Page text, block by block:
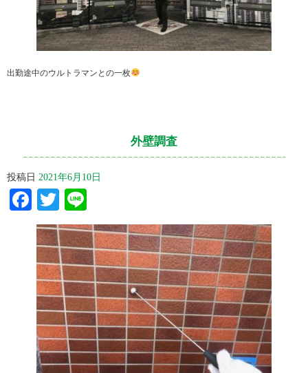
出勤途中のウルトラマンとの一枚
外壁調査
投稿日 2021年6月10日
Facebook
Twitter